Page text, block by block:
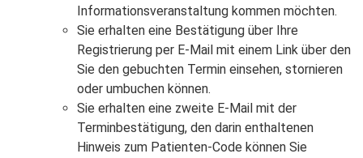
Informationsveranstaltung kommen möchten.
Sie erhalten eine Bestätigung über Ihre
Registrierung per E-Mail mit einem Link über den
Sie den gebuchten Termin einsehen, stornieren
oder umbuchen können.
Sie erhalten eine zweite E-Mail mit der
Terminbestätigung, den darin enthaltenen
Hinweis zum Patienten-Code können Sie